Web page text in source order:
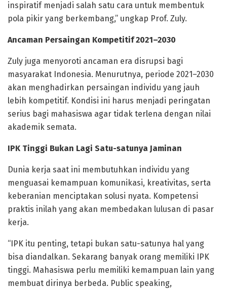
inspiratif menjadi salah satu cara untuk membentuk
pola pikir yang berkembang,” ungkap Prof. Zuly.
Ancaman Persaingan Kompetitif 2021–2030
Zuly juga menyoroti ancaman era disrupsi bagi
masyarakat Indonesia. Menurutnya, periode 2021–2030
akan menghadirkan persaingan individu yang jauh
lebih kompetitif. Kondisi ini harus menjadi peringatan
serius bagi mahasiswa agar tidak terlena dengan nilai
akademik semata.
IPK Tinggi Bukan Lagi Satu-satunya Jaminan
Dunia kerja saat ini membutuhkan individu yang
menguasai kemampuan komunikasi, kreativitas, serta
keberanian menciptakan solusi nyata. Kompetensi
praktis inilah yang akan membedakan lulusan di pasar
kerja.
“IPK itu penting, tetapi bukan satu-satunya hal yang
bisa diandalkan. Sekarang banyak orang memiliki IPK
tinggi. Mahasiswa perlu memiliki kemampuan lain yang
membuat dirinya berbeda. Public speaking,